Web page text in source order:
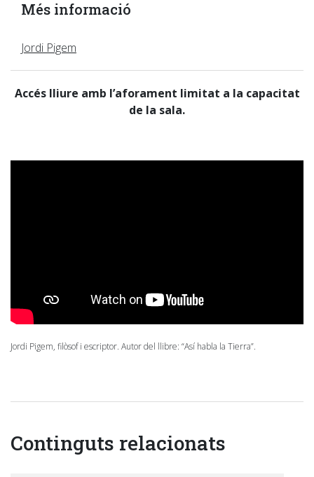
Més informació
Jordi Pigem
Accés lliure amb l’aforament limitat a la capacitat
de la sala.
Jordi Pigem, filòsof i escriptor. Autor del llibre: “Así habla la Tierra”.
Continguts relacionats